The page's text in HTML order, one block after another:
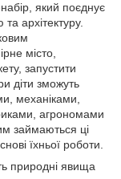
який поєднує
та архітектуру.
місто,
запустити
діти зможуть
механіками,
агрономами
займаються ці
їхньої роботи.
природні явища